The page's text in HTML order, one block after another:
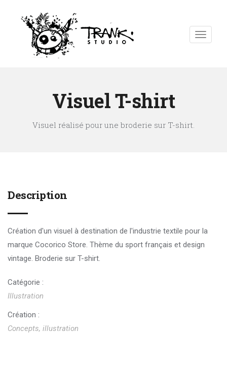
Visuel T-shirt
Visuel réalisé pour une broderie sur T-shirt.
Description
Création d'un visuel à destination de l'industrie textile pour la
marque Cocorico Store. Thème du sport français et design
vintage. Broderie sur T-shirt.
Catégorie :
Illustration
Création :
Concepts, illustration